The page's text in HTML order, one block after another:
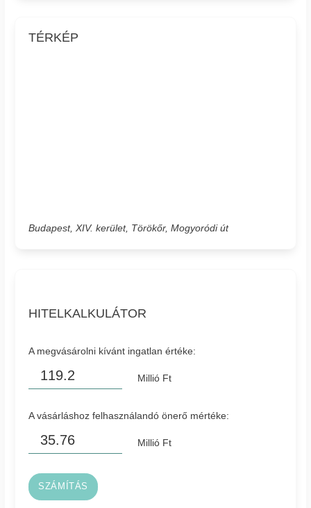
TÉRKÉP
Budapest, XIV. kerület, Törökőr, Mogyoródi út
HITELKALKULÁTOR
A megvásárolni kívánt ingatlan értéke:
Millió Ft
A vásárláshoz felhasználandó önerő mértéke:
Millió Ft
SZÁMÍTÁS